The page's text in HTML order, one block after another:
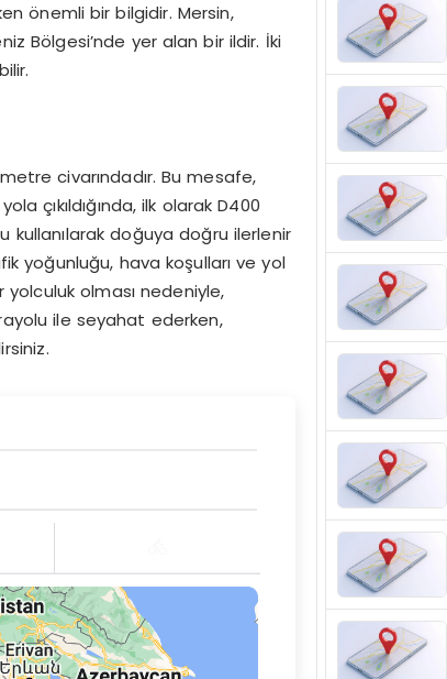
önemli bir bilgidir. Mersin,
Bölgesi’nde yer alan bir ildir. İki
civarındadır. Bu mesafe,
çıkıldığında, ilk olarak D400
kullanılarak doğuya doğru ilerlenir
yoğunluğu, hava koşulları ve yol
yolculuk olması nedeniyle,
ile seyahat ederken,